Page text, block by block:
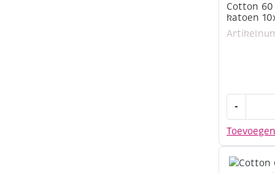
Cotton 60
katoen
Toevoegen
-
Naaigaren
katoen
10x200m